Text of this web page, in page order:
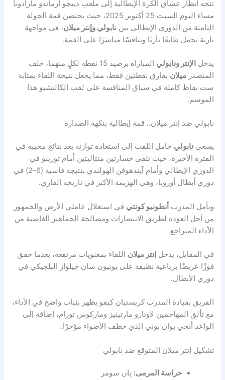
تتجه أنظار عشاق الكرة الإيطالية إلى ملعب دييجو أرماندو مارادونا
مساء اليوم السبت 25 أكتوبر 2025، حيث يحتضن قمة الجولة
الثامنة من الدوري الإيطالي بيننابولي وإنتر ميلان، في مواجهة
نارية تحمل طابعًا ثأريًا وتنافسًا مباشرًا على القمة.
يدخل الإنتر ونابولي
المباراة برصيد 15 نقطة لكلٍ منهما، خلف
المتصدرميلان بفارق نقطتين فقط، مما يجعل نتيجة اللقاء بمثابة
ست نقاط كاملة في سباق المنافسة على لقب الكالتشيو هذا
الموسم.
نابولي ضد إنتر ميلان.. قمة إيطالية بنكهة الصدارة
يسعىنابولي حامل اللقب إلى استعادة توازنه بعد نتائج مخيبة في
الفترة الأخيرة، حيث تلقى خسارتين متتاليتين أمام تورينو في
الدوري الإيطالي وأمام آيندهوفن الهولندي بنتيجة قاسية (6-2) في
دوري أبطال أوروبا، وهي الهزيمة الأكبر في تاريخه القاري.
ويأمل المدرب أنطونيو كونتي في استغلال عاملي الأرض والجمهور
من أجل العودة لطريق الانتصارات ومصالحة الجماهير الغاضبة من
الأداء المتراجع.
في المقابل، يدخلإنتر ميلان اللقاء بمعنويات مرتفعة، بعدما حقق
فوزًا عريضًا برباعية نظيفة على يونيون سان جيلواز البلجيكي في
دوري الأبطال.
الفريق بقيادة المدرب كريستيان كيفو يظهر بثبات واضح في الأداء،
مع تألق المهاجمين لاوتارو مارتينيز وماركوس تورام، إضافة إلى
الواعد أنجي يوان بوني الذي خطف الأضواء مؤخرًا.
تشكيل إنتر ميلان المتوقع ضد نابولي
حراسة المرمى: يان سومر